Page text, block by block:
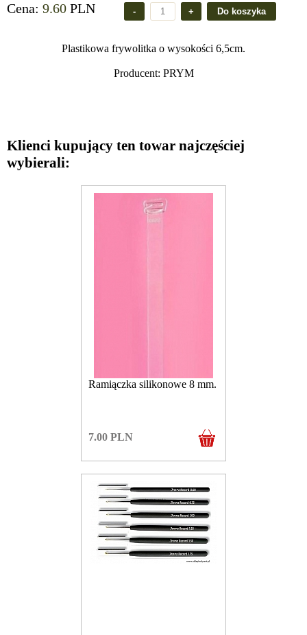
Cena: 9.60 PLN
Plastikowa frywolitka o wysokości 6,5cm.
Producent: PRYM
Klienci kupujący ten towar najczęściej
wybierali:
Ramiączka silikonowe 8 mm.
7.00 PLN